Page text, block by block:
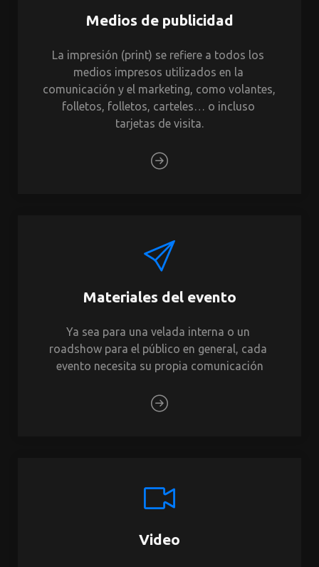
Medios de publicidad
La impresión (print) se refiere a todos los
medios impresos utilizados en la
comunicación y el marketing, como volantes,
folletos, folletos, carteles… o incluso
tarjetas de visita.
Materiales del evento
Ya sea para una velada interna o un
roadshow para el público en general, cada
evento necesita su propia comunicación
Video